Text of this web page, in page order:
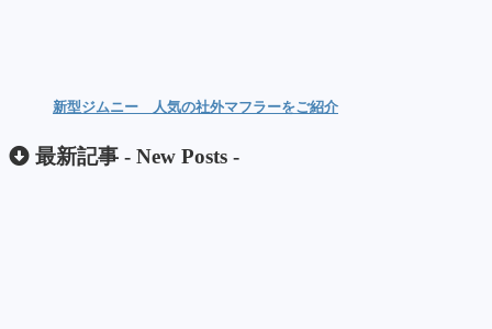
新型ジムニー 人気の社外マフラーをご紹介
最新記事 - New Posts -